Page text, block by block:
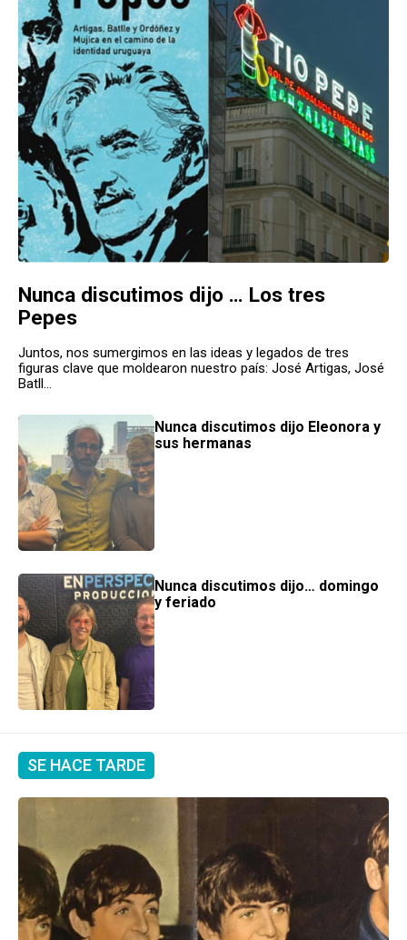
Nunca discutimos dijo … Los tres
Pepes
Juntos, nos sumergimos en las ideas y legados de tres
figuras clave que moldearon nuestro país: José Artigas, José
Batll...
Nunca discutimos dijo Eleonora y
sus hermanas
Nunca discutimos dijo… domingo
y feriado
SE HACE TARDE